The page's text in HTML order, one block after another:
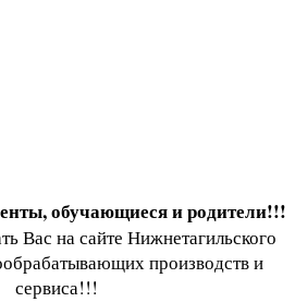
обучающиеся и родители!!!
Вас на сайте Нижнетагильского
производств и
сервиса!!!